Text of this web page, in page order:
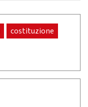
costituzione